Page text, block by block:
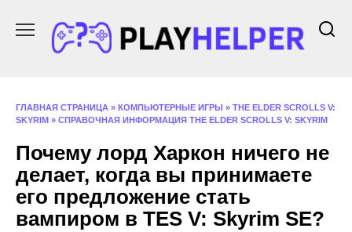
содержанию
ГЛАВНАЯ СТРАНИЦА » КОМПЬЮТЕРНЫЕ ИГРЫ » THE ELDER SCROLLS V:
SKYRIM » СПРАВОЧНАЯ ИНФОРМАЦИЯ THE ELDER SCROLLS V: SKYRIM
Почему лорд Харкон ничего не
делает, когда вы принимаете
его предложение стать
вампиром в TES V: Skyrim SE?